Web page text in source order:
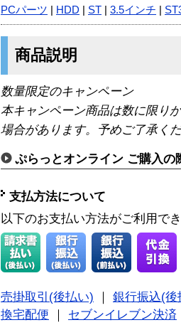
PCパーツ HDD ST 3.5インチ
商品説明
数量限定のキャンペーン
本キャンペーン商品は数に限り
場合があります。予めご了承く
ぷらっとオンライン ご購入の
支払方法について
以下のお支払い方法がご利用で
売掛取引(後払い)
銀行振込(後
換宅配便
セブンイレブン決済